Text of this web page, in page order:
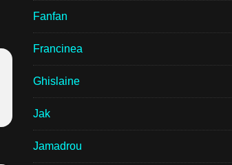
Fanfan
Francinea
Ghislaine
Jak
Jamadrou